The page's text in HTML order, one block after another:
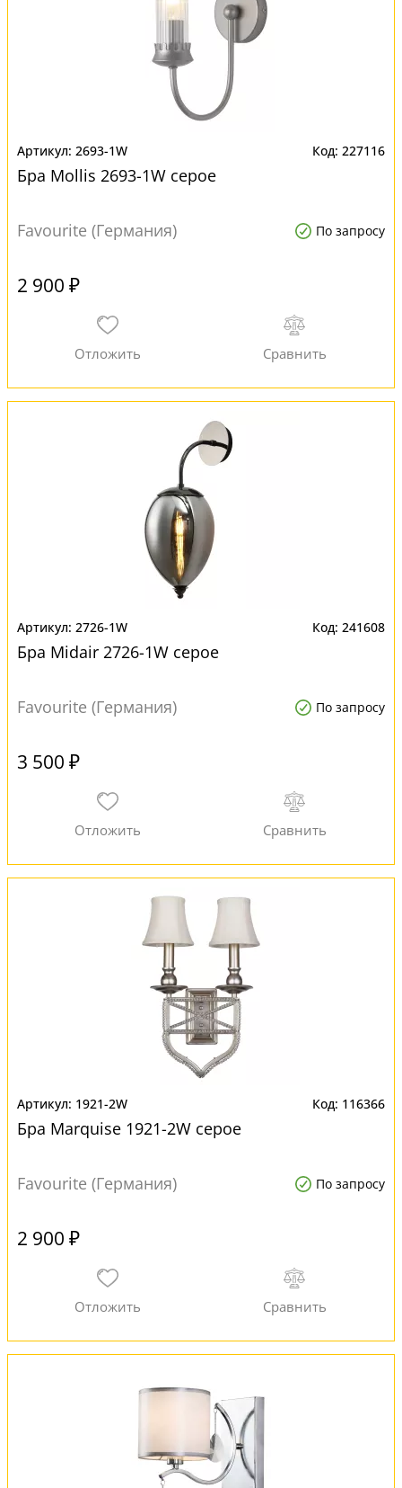
2693-1W 227116
Бра Mollis 2693-1W серое
Favourite (Германия) По запросу
2 900 ₽
2726-1W 241608
Бра Midair 2726-1W серое
Favourite (Германия) По запросу
3 500 ₽
1921-2W 116366
Бра Marquise 1921-2W серое
Favourite (Германия) По запросу
2 900 ₽